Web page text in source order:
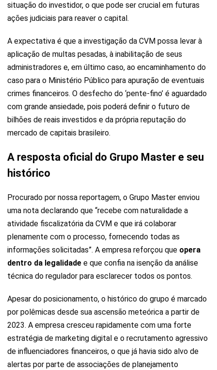
situação do investidor, o que pode ser crucial em futuras
ações judiciais para reaver o capital.
A expectativa é que a investigação da CVM possa levar à
aplicação de multas pesadas, à inabilitação de seus
administradores e, em último caso, ao encaminhamento do
caso para o Ministério Público para apuração de eventuais
crimes financeiros. O desfecho do ‘pente-fino’ é aguardado
com grande ansiedade, pois poderá definir o futuro de
bilhões de reais investidos e da própria reputação do
mercado de capitais brasileiro.
A resposta oficial do Grupo Master e seu
histórico
Procurado por nossa reportagem, o Grupo Master enviou
uma nota declarando que “recebe com naturalidade a
atividade fiscalizatória da CVM e que irá colaborar
plenamente com o processo, fornecendo todas as
informações solicitadas”. A empresa reforçou que opera
dentro da legalidade e que confia na isenção da análise
técnica do regulador para esclarecer todos os pontos.
Apesar do posicionamento, o histórico do grupo é marcado
por polêmicas desde sua ascensão meteórica a partir de
2023. A empresa cresceu rapidamente com uma forte
estratégia de marketing digital e o recrutamento agressivo
de influenciadores financeiros, o que já havia sido alvo de
alertas por parte de associações de planejamento